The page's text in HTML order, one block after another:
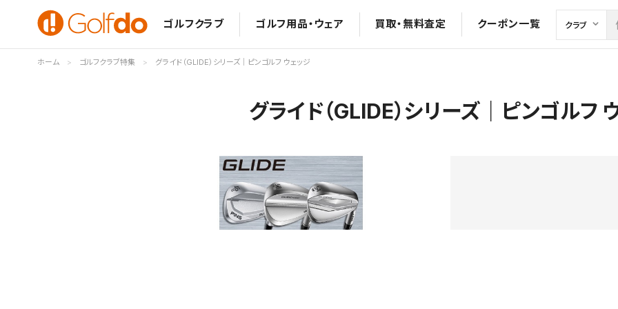
ゴルフクラブ ゴルフ用品・ウェア 買取・無料査定 クーポン一覧
ホーム ゴルフクラブ特集 グライド（GLIDE）シリーズ｜ピンゴルフ ウェッジ
グライド（GLIDE）シリーズ｜ピンゴルフ